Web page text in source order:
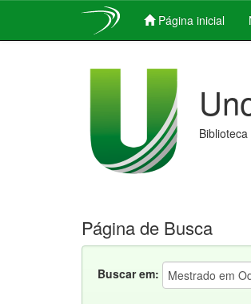
Página inicial
Página de Busca
Buscar em: